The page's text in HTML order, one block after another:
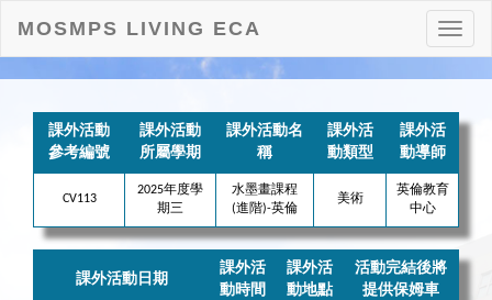
打
開
MOSMPS LIVING ECA
課外活動
參考編號
課外活動
所屬學期
課外活動名
稱
課外活
動類型
課外活
動導師
CV113
2025年度學
期三
水墨畫課程
(進階)-英倫
美術
英倫教育
中心
課外活動日期
課外活
動時間
課外活
動地點
活動完結後將
提供保姆車